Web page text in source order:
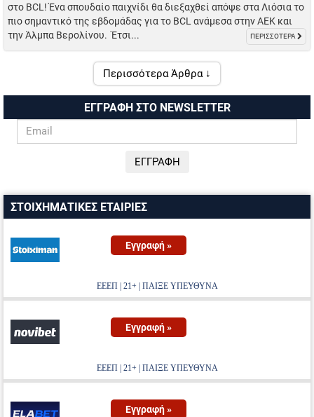
στο BCL! Ένα σπουδαίο παιχνίδι θα διεξαχθεί απόψε στα Λιόσια το
πιο σημαντικό της εβδομάδας για το BCL ανάμεσα στην ΑΕΚ και
την Άλμπα Βερολίνου. Έτσι...
ΠΕΡΙΣΣΟΤΕΡΑ
Περισσότερα Άρθρα ↓
ΕΓΓΡΑΦΗ ΣΤΟ NEWSLETTER
ΣΤΟΙΧΗΜΑΤΙΚΕΣ ΕΤΑΙΡΙΕΣ
Εγγραφή »
ΕΕΕΠ | 21+ | ΠΑΙΞΕ ΥΠΕΥΘΥΝΑ
Εγγραφή »
ΕΕΕΠ | 21+ | ΠΑΙΞΕ ΥΠΕΥΘΥΝΑ
Εγγραφή »